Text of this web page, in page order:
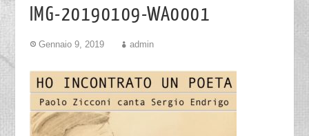
IMG-20190109-WA0001
Gennaio 9, 2019 admin